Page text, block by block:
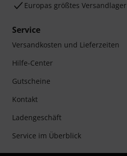
Europas größtes Versandlager
Service
Versandkosten und Lieferzeiten
Hilfe-Center
Gutscheine
Kontakt
Ladengeschäft
Service im Überblick